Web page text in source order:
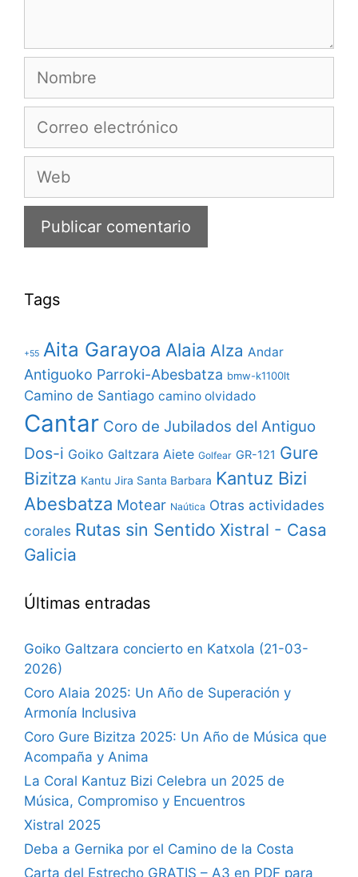
Nombre
Correo
Web
Tags
+55 Aita Garayoa Alaia Alza Andar
Antiguoko Parroki-Abesbatza bmw-k1100lt
Camino de Santiago camino olvidado
Cantar Coro de Jubilados del Antiguo
Dos-i Goiko Galtzara Aiete Golfear GR-121 Gure
Bizitza Kantu Jira Santa Barbara Kantuz Bizi
Abesbatza Motear Naútica Otras actividades
corales Rutas sin Sentido Xistral - Casa
Galicia
Últimas entradas
Goiko Galtzara concierto en Katxola (21-03-
2026)
Coro Alaia 2025: Un Año de Superación y
Armonía Inclusiva
Coro Gure Bizitza 2025: Un Año de Música que
Acompaña y Anima
La Coral Kantuz Bizi Celebra un 2025 de
Música, Compromiso y Encuentros
Xistral 2025
Deba a Gernika por el Camino de la Costa
Carta del Estrecho GRATIS – A3 en PDF para